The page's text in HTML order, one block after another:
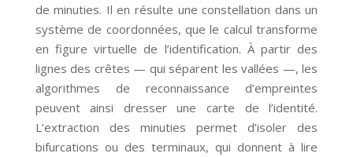
de minuties. Il en résulte une constellation dans un
système de coordonnées, que le calcul transforme
en figure virtuelle de l’identification. À partir des
lignes des crêtes — qui séparent les vallées —, les
algorithmes de reconnaissance d’empreintes
peuvent ainsi dresser une carte de l’identité.
L’extraction des minuties permet d’isoler des
bifurcations ou des terminaux, qui donnent à lire